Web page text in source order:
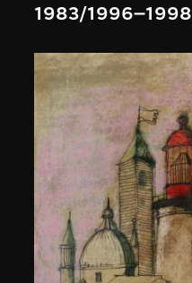
1983/1996–1998